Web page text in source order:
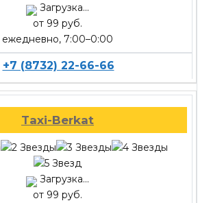
Загрузка...
от 99 руб.
ежедневно, 7:00–0:00
+7 (8732) 22-66-66
Taxi-Berkat
Загрузка...
от 99 руб.